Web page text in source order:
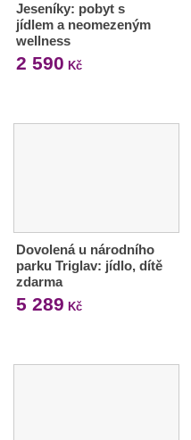
Jeseníky: pobyt s
jídlem a neomezeným
wellness
2 590 Kč
Dovolená u národního
parku Triglav: jídlo, dítě
zdarma
5 289 Kč